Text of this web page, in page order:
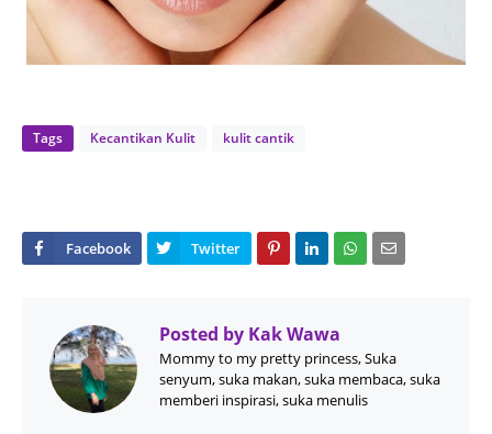
Tags Kecantikan Kulit kulit cantik
Posted by Kak Wawa
Mommy to my pretty princess, Suka
senyum, suka makan, suka membaca, suka
memberi inspirasi, suka menulis